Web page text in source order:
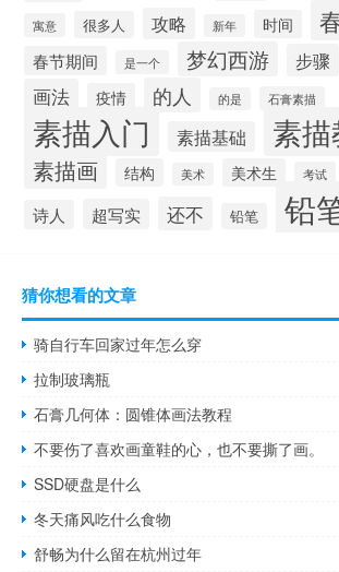
寓意 很多人 攻略 新年 时间
春节期间 是一个 梦幻西游 步骤
画法 疫情 的人 的是 石膏素描
素描入门 素描基础 素
素描画 结构 美术 美术生 考试
诗人 超写实 还不 铅笔 铅
猜你想看的文章
骑自行车回家过年怎么穿
拉制玻璃瓶
石膏几何体：圆锥体画法教程
不要伤了喜欢画童鞋的心，也不要撕了画。
SSD硬盘是什么
冬天痛风吃什么食物
舒畅为什么留在杭州过年